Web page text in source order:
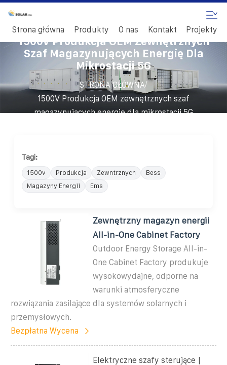
Strona główna Produkty O nas Kontakt Projekty
1500V Produkcja OEM Zewnętrznych
Szaf Magazynujących Energię Dla
Mikrostacji 5G
STRONA GŁÓWNA/
1500V Produkcja OEM zewnętrznych szaf
magazynujących energię dla mikrostacji 5G
Tagi:
1500v Produkcja Zewntrznych
Bess
Magazyny Energii
Ems
Zewnętrzny magazyn energii
All-in-One Cabinet Factory
Outdoor Energy Storage All-in-
One Cabinet Factory produkuje
wysokowydajne, odporne na
warunki atmosferyczne
rozwiązania zasilające dla systemów solarnych i
przemysłowych.
Bezpłatna Wycena
Elektryczne szafy sterujące |